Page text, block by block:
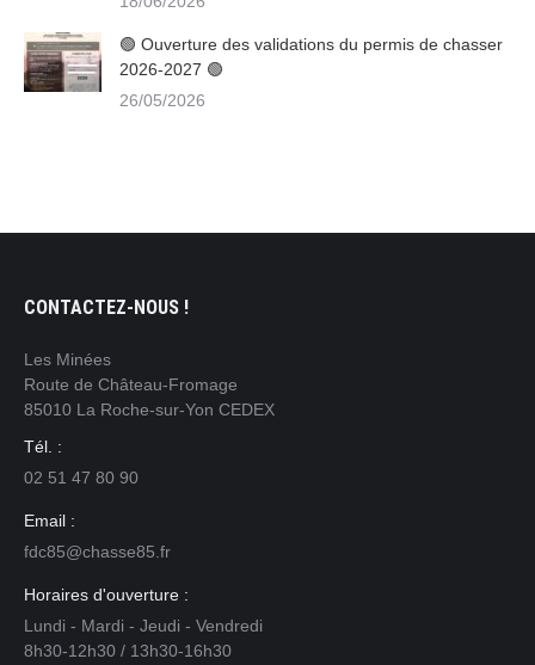
🟢 Ouverture des validations du permis de chasser
2026-2027 🟢
26/05/2026
CONTACTEZ-NOUS !
Les Minées
Route de Château-Fromage
85010 La Roche-sur-Yon CEDEX
Tél. :
02 51 47 80 90
Email :
fdc85@chasse85.fr
Horaires d'ouverture :
Lundi - Mardi - Jeudi - Vendredi
8h30-12h30 / 13h30-16h30